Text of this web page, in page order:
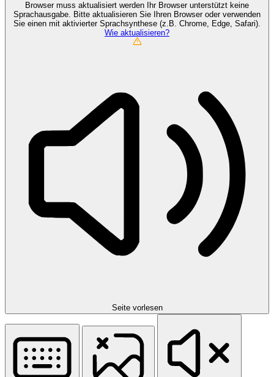
Browser muss aktualisiert werden
Ihr Browser unterstützt keine
Sprachausgabe. Bitte aktualisieren Sie Ihren Browser oder verwenden
Sie einen mit aktivierter Sprachsynthese (z.B. Chrome, Edge, Safari).
Wie aktualisieren?
Seite vorlesen